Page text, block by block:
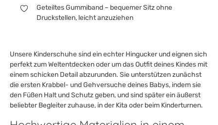
Geteiltes Gummiband – bequemer Sitz ohne
Druckstellen, leicht anzuziehen
Unsere Kinderschuhe sind ein echter Hingucker und eignen sich
perfekt zum Weltentdecken oder um das Outfit deines Kindes mit
einem schicken Detail abzurunden. Sie unterstützen zunächst
die ersten Krabbel- und Gehversuche deines Babys, indem sie
den Füßen Halt und Schutz geben, und sind später ein äußerst
beliebter Begleiter zuhause, in der Kita oder beim Kinderturnen.